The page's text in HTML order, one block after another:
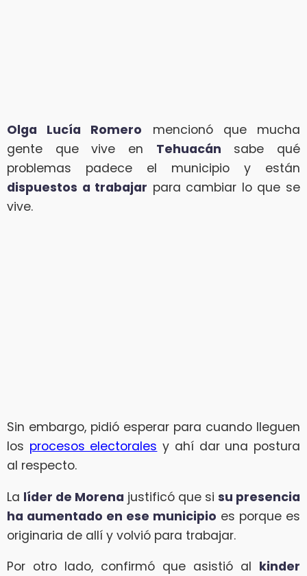
Olga Lucía Romero mencionó que mucha
gente que vive en Tehuacán sabe qué
problemas padece el municipio y están
dispuestos a trabajar para cambiar lo que se
vive.
Sin embargo, pidió esperar para cuando lleguen
los procesos electorales y ahí dar una postura
al respecto.
La líder de Morena justificó que si su presencia
ha aumentado en ese municipio es porque es
originaria de allí y volvió para trabajar.
Por otro lado, confirmó que asistió al kinder